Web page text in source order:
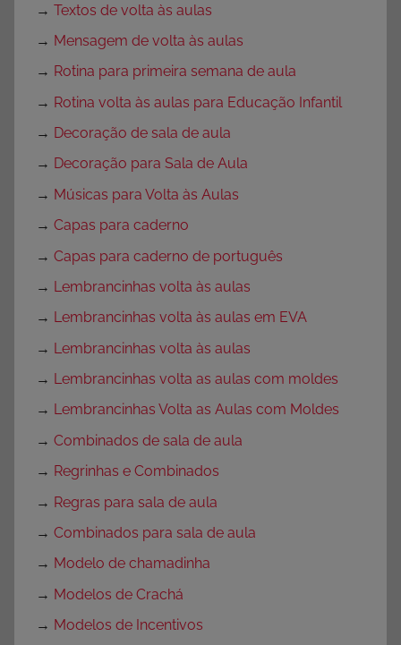
→ Textos de volta às aulas
→ Mensagem de volta às aulas
→ Rotina para primeira semana de aula
→ Rotina volta às aulas para Educação Infantil
→ Decoração de sala de aula
→ Decoração para Sala de Aula
→ Músicas para Volta às Aulas
→ Capas para caderno
→ Capas para caderno de português
→ Lembrancinhas volta às aulas
→ Lembrancinhas volta às aulas em EVA
→ Lembrancinhas volta às aulas
→ Lembrancinhas volta as aulas com moldes
→ Lembrancinhas Volta as Aulas com Moldes
→ Combinados de sala de aula
→ Regrinhas e Combinados
→ Regras para sala de aula
→ Combinados para sala de aula
→ Modelo de chamadinha
→ Modelos de Crachá
→ Modelos de Incentivos